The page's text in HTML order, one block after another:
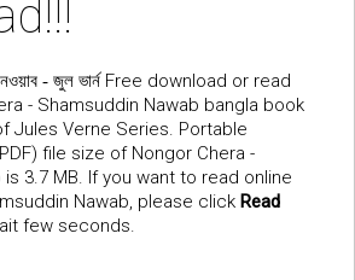
- জুল ভার্নFree download or read
- Shamsuddin Nawab bangla book
Jules Verne Series. Portable
file size of Nongor Chera -
3.7 MB. If you want to read online
Nawab, please click Read
few seconds.